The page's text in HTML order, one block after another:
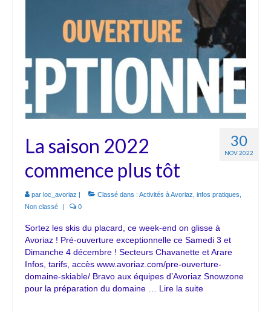
Appartement F3 classé 3***
Studio 310 (Immeuble Le Vivace)
Studio 501 (Immeuble le Vivace)
Antoine Ski
30
NOV 2022
La saison 2022
commence plus tôt
par loc_avoriaz | Classé dans : Activités à Avoriaz infos pratiques
Non classé
| 0
Sortez les skis du placard, ce week-end on glisse à
Avoriaz ! Pré-ouverture exceptionnelle ce Samedi 3 et
Dimanche 4 décembre ! Secteurs Chavanette et Arare
Infos, tarifs, accès www.avoriaz.com/pre-ouverture-
domaine-skiable/ Bravo aux équipes d’Avoriaz Snowzone
pour la préparation du domaine … Lire la suite­­